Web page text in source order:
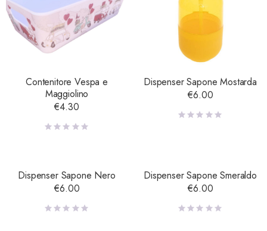
Contenitore Vespa e
Maggiolino
€4.30
Dispenser Sapone Mostarda
€6.00
Dispenser Sapone Nero
€6.00
Dispenser Sapone Smeraldo
€6.00